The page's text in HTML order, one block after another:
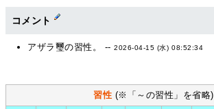
コメント
アザラ璽の習性。 --2026-04-15 (水) 08:52:34
習性 (※「～の習性」を省略)